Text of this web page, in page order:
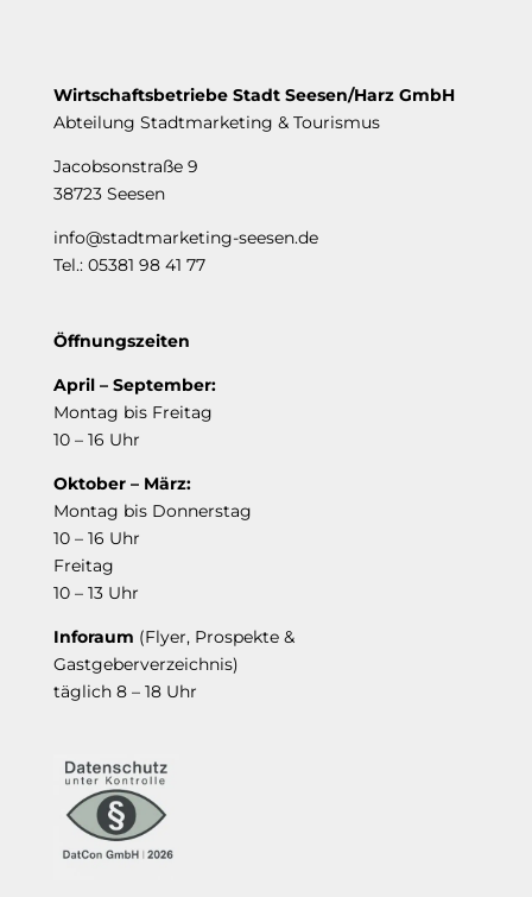
Wirtschaftsbetriebe Stadt Seesen/Harz GmbH
Abteilung Stadtmarketing & Tourismus
Jacobsonstraße 9
38723 Seesen
info@stadtmarketing-seesen.de
Tel.: 05381 98 41 77
Öffnungszeiten
April – September:
Montag bis Freitag
10 – 16 Uhr
Oktober – März:
Montag bis Donnerstag
10 – 16 Uhr
Freitag
10 – 13 Uhr
Inforaum (Flyer, Prospekte &
Gastgeberverzeichnis)
täglich 8 – 18 Uhr